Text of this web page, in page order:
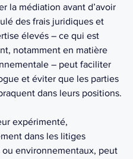
la médiation avant d’avoir
des frais juridiques et
élevés – ce qui est
notamment en matière
– peut faciliter
et éviter que les parties
dans leurs positions.
expérimenté,
dans les litiges
environnementaux, peut